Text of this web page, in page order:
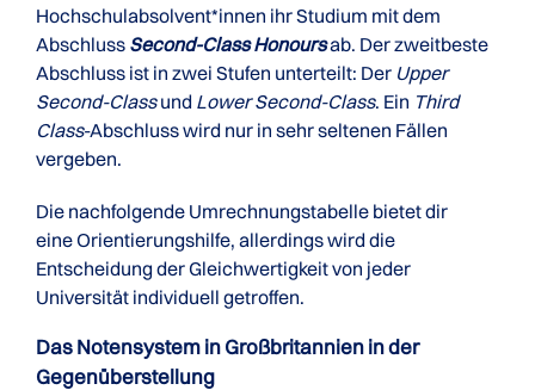
Hochschulabsolvent*innen ihr Studium mit dem
Abschluss Second-Class Honoursab. Der zweitbeste
Abschluss ist in zwei Stufen unterteilt: Der Upper
Second-Classund Lower Second-Class. Ein Third
Class-Abschluss wird nur in sehr seltenen Fällen
vergeben.
Die nachfolgende Umrechnungstabelle bietet dir
eine Orientierungshilfe, allerdings wird die
Entscheidung der Gleichwertigkeit von jeder
Universität individuell getroffen.
Das Notensystem in Großbritannien in der
Gegenüberstellung